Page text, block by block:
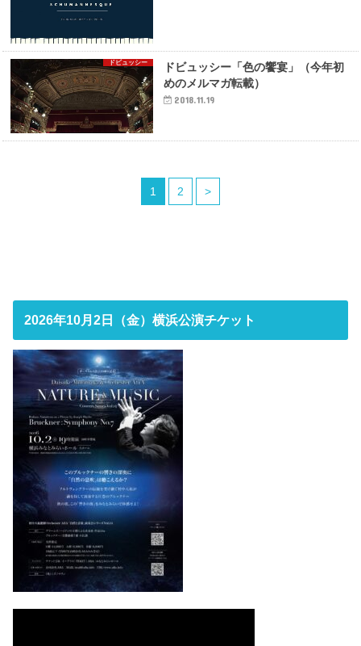
ドビュッシー
ドビュッシー「色の饗宴」（今年初
めのメルマガ転載）
2018.11.19
1 2 >
2026年10月2日（金）横浜公演チケット